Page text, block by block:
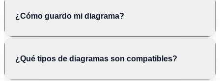
¿Cómo guardo mi diagrama?
¿Qué tipos de diagramas son compatibles?